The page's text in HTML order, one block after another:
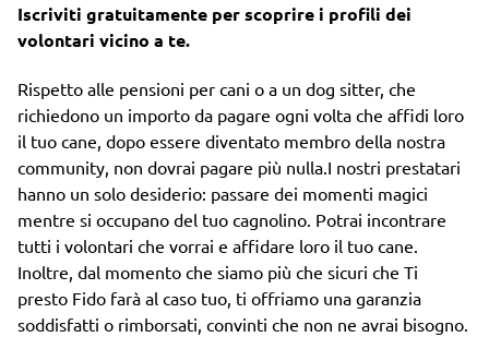
Iscriviti gratuitamente per scoprire i profili dei
volontari vicino a te.
Rispetto alle pensioni per cani o a un dog sitter, che
richiedono un importo da pagare ogni volta che affidi loro
il tuo cane, dopo essere diventato membro della nostra
community, non dovrai pagare più nulla.I nostri prestatari
hanno un solo desiderio: passare dei momenti magici
mentre si occupano del tuo cagnolino. Potrai incontrare
tutti i volontari che vorrai e affidare loro il tuo cane.
Inoltre, dal momento che siamo più che sicuri che Ti
presto Fido farà al caso tuo, ti offriamo una garanzia
soddisfatti o rimborsati, convinti che non ne avrai bisogno.